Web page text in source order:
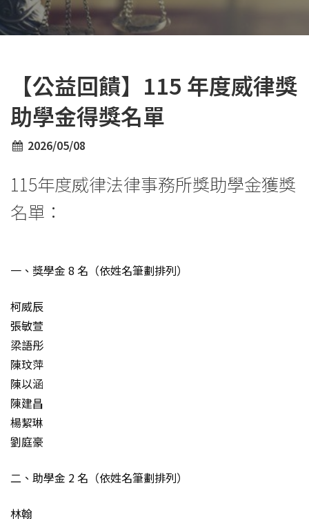
【公益回饋】115 年度威律獎
助學金得獎名單
2026/05/08
115年度威律法律事務所獎助學金獲獎
名單：
一、獎學金 8 名（依姓名筆劃排列）
柯威辰
張敏萱
梁語彤
陳玟萍
陳以涵
陳建昌
楊絜琳
劉庭豪
二、助學金 2 名（依姓名筆劃排列）
林翰